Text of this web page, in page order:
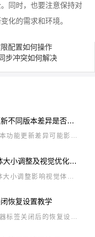
同时，也要注意保持对
化的需求和环境。
配置如何操作
步冲突如何解决
Chrome浏览器功能更新不同版本差异是否明显
功能更新差异可能影响
测试，评估差异是否明
google浏览器网页字体大小调整及视觉优化方法分享
小调整影响视觉体
方法，提升用户阅读舒
恢复设置教学
标签关闭后的恢复设置
误关闭的标签页，提高